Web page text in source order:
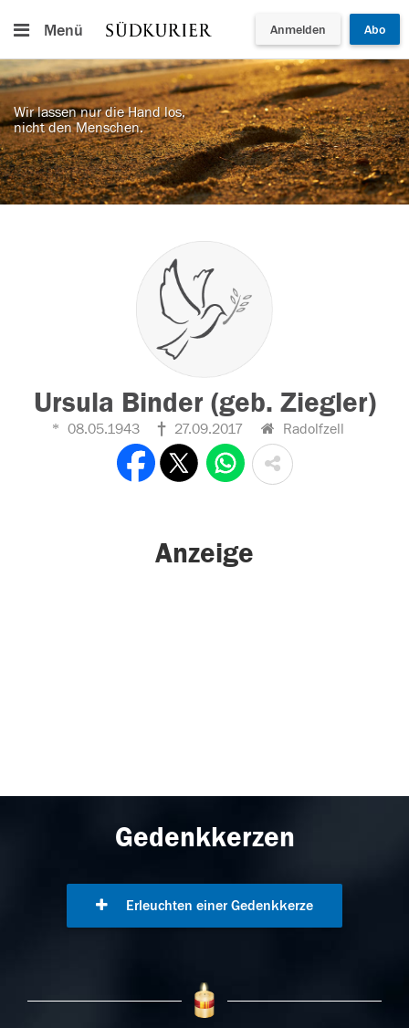
Menü Anmelden Abo
Wir lassen nur die Hand los,
nicht den Menschen.
Ursula Binder (geb. Ziegler)
08.05.1943 27.09.2017 Radolfzell
Anzeige
Gedenkkerzen
Erleuchten einer Gedenkkerze